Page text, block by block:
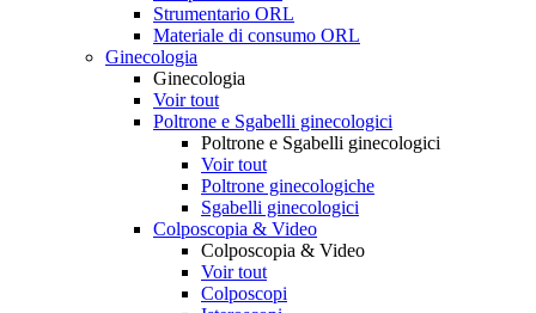
Strumentario ORL
Materiale di consumo ORL
Ginecologia
Ginecologia
Voir tout
Poltrone e Sgabelli ginecologici
Poltrone e Sgabelli ginecologici
Voir tout
Poltrone ginecologiche
Sgabelli ginecologici
Colposcopia & Video
Colposcopia & Video
Voir tout
Colposcopi